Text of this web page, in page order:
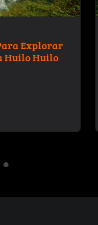
Explorar
Huilo Huilo
5